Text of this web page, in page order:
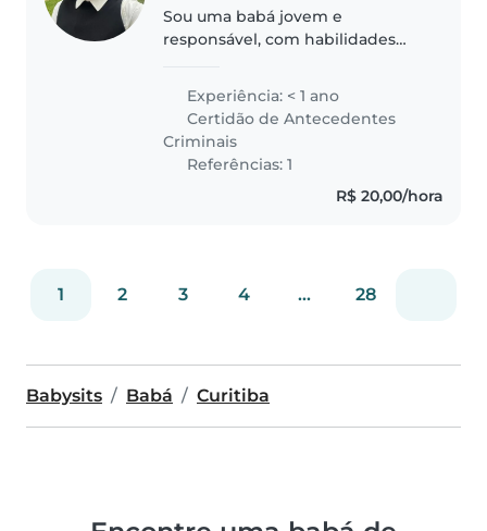
Sou uma babá jovem e
responsável, com habilidades
jogos. Embora não tenha
experiência anterior, estou
animada em cuidar de crianças e
ajudá-las a se divertirem..
Experiência: < 1 ano
Certidão de Antecedentes
Criminais
Referências: 1
R$ 20,00/hora
1 2 3 4 ... 28
Babysits Babá Curitiba